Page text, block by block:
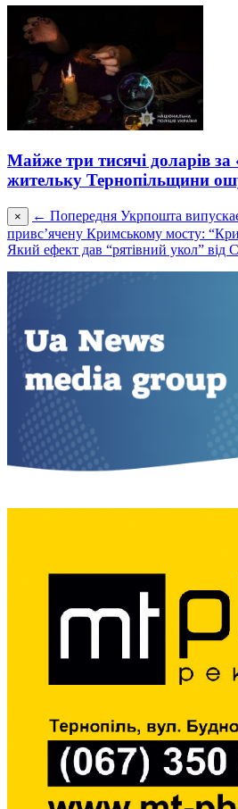
Майже три тисячі доларів за
жительку Тернопільщини
× ← Попередня Укрпошта
привс’ячену Кримському мосту:
Який ефект дав “рятівний укол”